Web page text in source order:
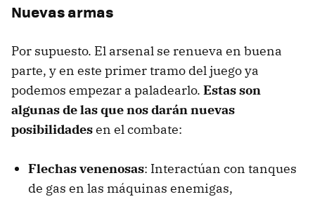
Nuevas armas
Por supuesto. El arsenal se renueva en buena
parte, y en este primer tramo del juego ya
podemos empezar a paladearlo. Estas son
algunas de las que nos darán nuevas
posibilidadesen el combate:
Flechas venenosas: Interactúan con tanques
de gas en las máquinas enemigas,